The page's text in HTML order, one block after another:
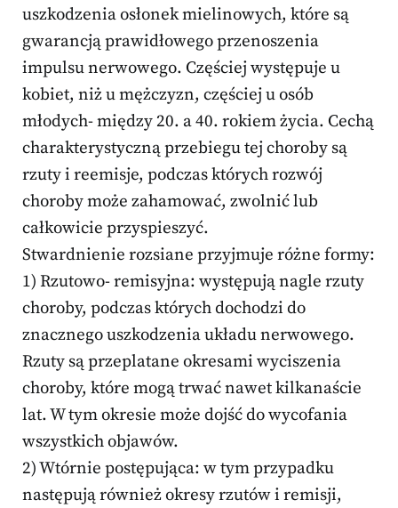
uszkodzenia osłonek mielinowych, które są
gwarancją prawidłowego przenoszenia
impulsu nerwowego. Częściej występuje u
kobiet, niż u mężczyzn, częściej u osób
młodych- między 20. a 40. rokiem życia. Cechą
charakterystyczną przebiegu tej choroby są
rzuty i reemisje, podczas których rozwój
choroby może zahamować, zwolnić lub
całkowicie przyspieszyć.
Stwardnienie rozsiane przyjmuje różne formy:
1) Rzutowo- remisyjna: występują nagle rzuty
choroby, podczas których dochodzi do
znacznego uszkodzenia układu nerwowego.
Rzuty są przeplatane okresami wyciszenia
choroby, które mogą trwać nawet kilkanaście
lat. W tym okresie może dojść do wycofania
wszystkich objawów.
2) Wtórnie postępująca: w tym przypadku
następują również okresy rzutów i remisji,